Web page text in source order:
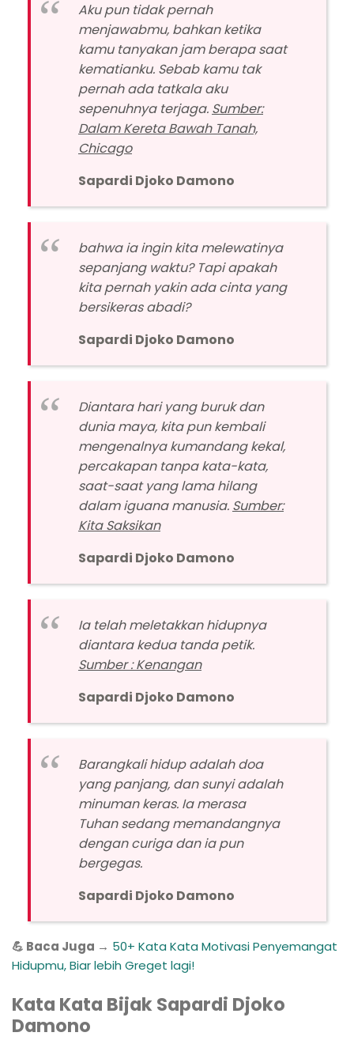
Aku pun tidak pernah
menjawabmu, bahkan ketika
kamu tanyakan jam berapa saat
kematianku. Sebab kamu tak
pernah ada tatkala aku
sepenuhnya terjaga. Sumber:
Dalam Kereta Bawah Tanah,
Chicago
Sapardi Djoko Damono
bahwa ia ingin kita melewatinya
sepanjang waktu? Tapi apakah
kita pernah yakin ada cinta yang
bersikeras abadi?
Sapardi Djoko Damono
Diantara hari yang buruk dan
dunia maya, kita pun kembali
mengenalnya kumandang kekal,
percakapan tanpa kata-kata,
saat-saat yang lama hilang
dalam iguana manusia. Sumber:
Kita Saksikan
Sapardi Djoko Damono
Ia telah meletakkan hidupnya
diantara kedua tanda petik.
Sumber : Kenangan
Sapardi Djoko Damono
Barangkali hidup adalah doa
yang panjang, dan sunyi adalah
minuman keras. Ia merasa
Tuhan sedang memandangnya
dengan curiga dan ia pun
bergegas.
Sapardi Djoko Damono
💪 Baca Juga → 50+ Kata Kata Motivasi Penyemangat
Hidupmu, Biar lebih Greget lagi!
Kata Kata Bijak Sapardi Djoko
Damono